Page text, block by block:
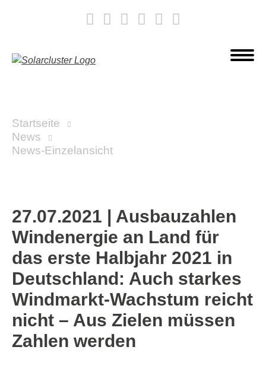
Startseite
News
News-Einzelansicht
27.07.2021 | Ausbauzahlen
Windenergie an Land für
das erste Halbjahr 2021 in
Deutschland: Auch starkes
Windmarkt-Wachstum reicht
nicht – Aus Zielen müssen
Zahlen werden